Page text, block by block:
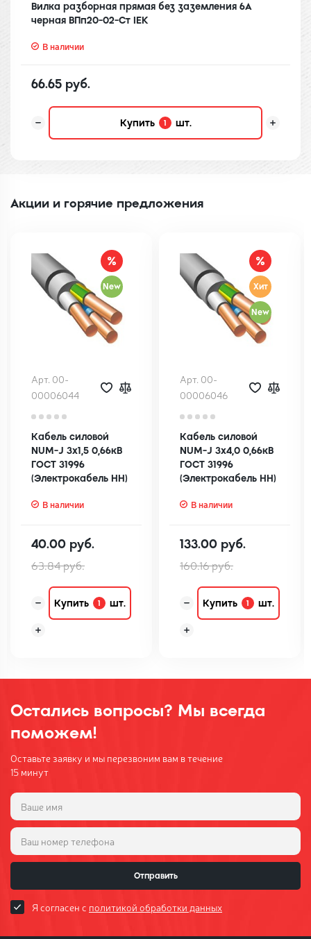
Вилка разборная прямая без заземления 6А
черная ВПп20-02-Ст IEK
В наличии
66.65 руб.
Купить 1 шт.
Акции и горячие предложения
New
Арт. 00-
00006044
Кабель силовой
NUM-J 3х1,5 0,66кВ
ГОСТ 31996
(Электрокабель НН)
В наличии
40.00 руб.
63.84 руб.
Купить 1 шт.
Хит
New
Арт. 00-
00006046
Кабель силовой
NUM-J 3х4,0 0,66кВ
ГОСТ 31996
(Электрокабель НН)
В наличии
133.00 руб.
160.16 руб.
Купить 1 шт.
Остались вопросы? Мы всегда
поможем!
Оставьте заявку и мы перезвоним вам в течение
15 минут
Отправить
Я согласен с политикой обработки данных